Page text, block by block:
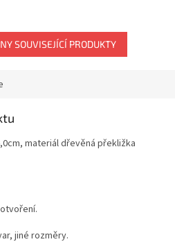
SOUVISEJÍCÍ PRODUKTY
materiál dřevěná překližka
jiné rozměry.